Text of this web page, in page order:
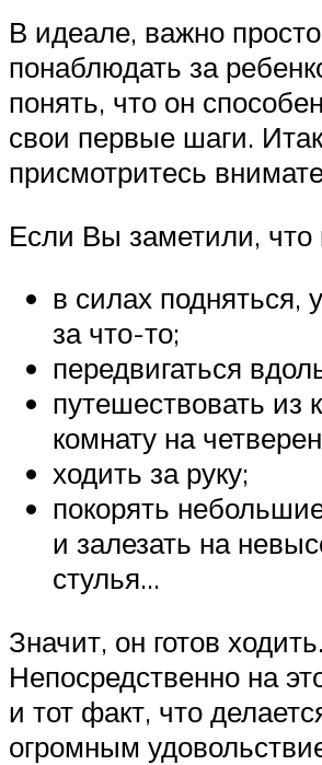
В идеале, важно просто
понаблюдать за
понять, что он
свои первые шаги.
присмотритесь
Если Вы заметили, что
в силах подняться,
за что-то;
передвигаться
путешествовать из
комнату на
ходить за руку;
покорять
и залезать на
стулья…
Значит, он готов ходить.
Непосредственно на
и тот факт, что
огромным